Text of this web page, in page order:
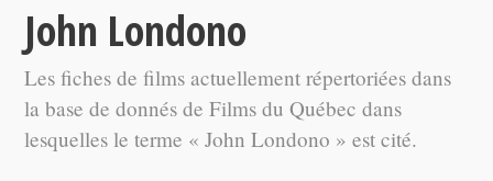
John Londono
Les fiches de films actuellement répertoriées dans
la base de donnés de Films du Québec dans
lesquelles le terme « John Londono » est cité.